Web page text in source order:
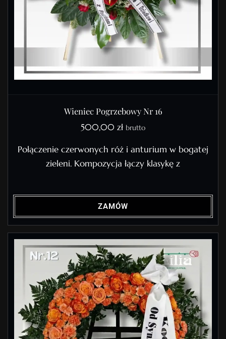
Wieniec Pogrzebowy Nr 16
500,00 zł brutto
Połączenie czerwonych róż i anturium w bogatej
zieleni. Kompozycja łączy klasykę z
ZAMÓW